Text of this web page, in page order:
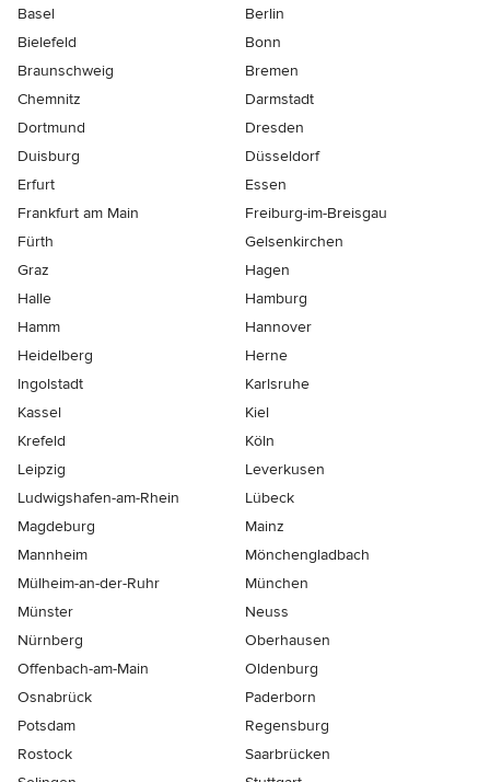
Basel
Berlin
Bielefeld
Bonn
Braunschweig
Bremen
Chemnitz
Darmstadt
Dortmund
Dresden
Duisburg
Düsseldorf
Erfurt
Essen
Frankfurt am Main
Freiburg-im-Breisgau
Fürth
Gelsenkirchen
Graz
Hagen
Halle
Hamburg
Hamm
Hannover
Heidelberg
Herne
Ingolstadt
Karlsruhe
Kassel
Kiel
Krefeld
Köln
Leipzig
Leverkusen
Ludwigshafen-am-Rhein
Lübeck
Magdeburg
Mainz
Mannheim
Mönchen­gladbach
Mülheim-an-der-Ruhr
München
Münster
Neuss
Nürnberg
Oberhausen
Offenbach-am-Main
Oldenburg
Osnabrück
Paderborn
Potsdam
Regensburg
Rostock
Saarbrücken